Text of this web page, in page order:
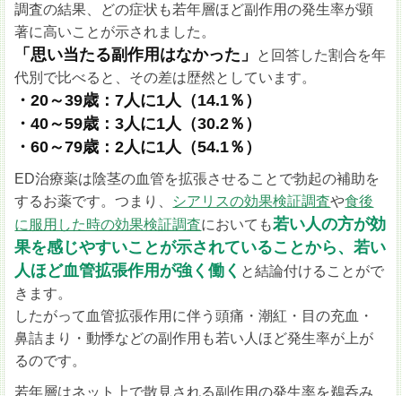
調査の結果、どの症状も若年層ほど副作用の発生率が顕
著に高いことが示されました。
「思い当たる副作用はなかった」
と回答した割合を年
代別で比べると、その差は歴然としています。
・20～39歳：7人に1人（14.1％）
・40～59歳：3人に1人（30.2％）
・60～79歳：2人に1人（54.1％）
ED治療薬は陰茎の血管を拡張させることで勃起の補助を
するお薬です。つまり、 シアリスの効果検証調査や食後
に服用した時の効果検証調査においても若い人の方が効
果を感じやすいことが示されていることから、若い
人ほど血管拡張作用が強く働く と結論付けることがで
きます。
したがって血管拡張作用に伴う頭痛・潮紅・目の充血・
鼻詰まり・動悸などの副作用も若い人ほど発生率が上が
るのです。
若年層はネット上で散見される副作用の発生率を鵜呑み